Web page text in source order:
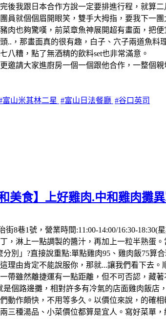
後我跟日本合作方說一定要排進行程，就算
員就個個眉開眼笑，雙手大拇指，要我下一
肉也夠驚嘆，前菜章魚神展開超有畫面，
..，那畫面真的很有趣，白子、穴子兩道魚
八糟，點了無酒精的飲料set也非常滿意。
邀請大家進廚房一個一個跟他合作，一整個
富山米其林二星 #富山日法餐廳 #谷口英司
美食】上好雞肉.中和雞肉攤
街8巷1號，營業時間:11:00-14:00/16:30-
，淋上一點調製的醬汁，再加上一粒半熟蛋
別」?直接說重點:單點雞肉95、雞肉飯75算
這理由肯定不能說服你，那就...讓我們看下去
帶雖然離捷運有一點距離，但不可否認，藏
個路邊攤，相對許多有冷氣的店面雞肉飯
動作頗快，不用等多久。以價位來說，的確
三種湯品、小菜價位都算是宜人。寫好菜單